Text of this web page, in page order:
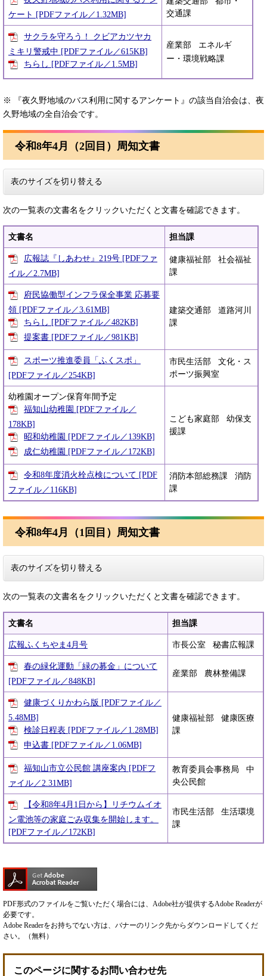
ケート [PDFファイル／1.32MB]
交通課
サクラを守ろう！ クビアカツヤカ
ミキリ警戒中 [PDFファイル／615KB]
ちらし [PDFファイル／1.5MB]
産業部 エネルギ
ー・環境戦略課
※ 『夜久野地域のバス利用に関するアンケート』の該当自治会は、夜
久野地域の全自治会です。
令和8年4月（2回目）周知文書
表のサイズを切り替える
次の一覧表の文書名をクリックいただくと文書を確認できます。
文書名 担当課
広報誌『しあわせ』219号 [PDFファ
イル／2.7MB]
健康福祉部 社会福祉
課
府民協働型インフラ保全事業 応募要
領 [PDFファイル／3.61MB]
ちらし [PDFファイル／482KB]
提案書 [PDFファイル／981KB]
建築交通部 道路河川
課
スポーツ推進委員「ふくスポ」
[PDFファイル／254KB]
市民生活部 文化・ス
ポーツ振興室
幼稚園オープン保育年間予定
福知山幼稚園 [PDFファイル／
178KB]
昭和幼稚園 [PDFファイル／139KB]
成仁幼稚園 [PDFファイル／172KB]
こども家庭部 幼保支
援課
令和8年度消火栓点検について [PDF
ファイル／116KB]
消防本部総務課 消防
課
令和8年4月（1回目）周知文書
表のサイズを切り替える
次の一覧表の文書名をクリックいただくと文書を確認できます。
文書名 担当課
広報ふくちやま4月号 市長公室 秘書広報課
春の緑化運動「緑の募金」について
[PDFファイル／848KB]
産業部 農林整備課
健康づくりかわら版 [PDFファイル／
5.48MB]
検診日程表 [PDFファイル／1.28MB]
申込書 [PDFファイル／1.06MB]
健康福祉部 健康医療
課
福知山市立公民館 講座案内 [PDFフ
ァイル／2.31MB]
教育委員会事務局 中
央公民館
【令和8年4月1日から】リチウムイオ
ン電池等の家庭ごみ収集を開始します。
[PDFファイル／172KB]
市民生活部 生活環境
課
PDF形式のファイルをご覧いただく場合には、Adobe社が提供するAdobe Readerが
必要です。
Adobe Readerをお持ちでない方は、バナーのリンク先からダウンロードしてくだ
さい。（無料）
このページに関するお問い合わせ先